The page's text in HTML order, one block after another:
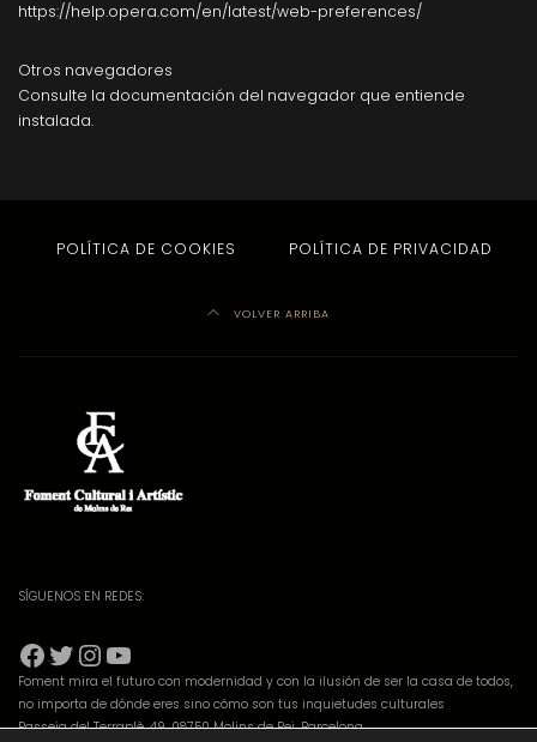
https://help.opera.com/en/latest/web-preferences/
Otros navegadores
Consulte la documentación del navegador que entiende
instalada.
POLÍTICA DE COOKIES POLÍTICA DE PRIVACIDAD
VOLVER ARRIBA
SÍGUENOS EN REDES:
Facebook
Twitter
Instagram
YouTube
Foment mira el futuro con modernidad y con la ilusión de ser la casa de todos,
no importa de dónde eres sino cómo son tus inquietudes culturales
Passeig del Terraplè, 49, 08750 Molins de Rei, Barcelona